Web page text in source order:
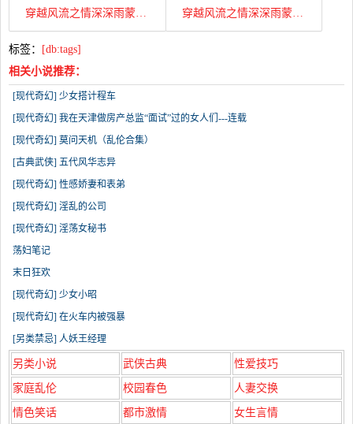
穿越风流之情深深雨蒙蒙（上）第一百零五章 马永贞（3）
穿越风流之情深深雨蒙蒙（上）第一百零三章 马永贞（1）
标签：
[db:tags]
相关小说推荐：
[现代奇幻] 少女搭计程车
[现代奇幻] 我在天津做房产总监“面试”过的女人们---连载
[现代奇幻] 莫问天机（乱伦合集）
[古典武侠] 五代风华志异
[现代奇幻] 性感娇妻和表弟
[现代奇幻] 淫乱的公司
[现代奇幻] 淫荡女秘书
荡妇笔记
末日狂欢
[现代奇幻] 少女小昭
[现代奇幻] 在火车内被强暴
[另类禁忌] 人妖王经理
另类小说 武侠古典 性爱技巧
家庭乱伦 校园春色 人妻交换
情色笑话 都市激情 女生言情